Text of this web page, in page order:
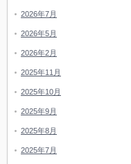
2026年7月
2026年5月
2026年2月
2025年11月
2025年10月
2025年9月
2025年8月
2025年7月